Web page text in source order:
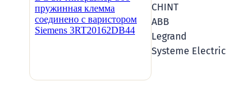
CHINT
ABB
Legrand
Systeme Electric